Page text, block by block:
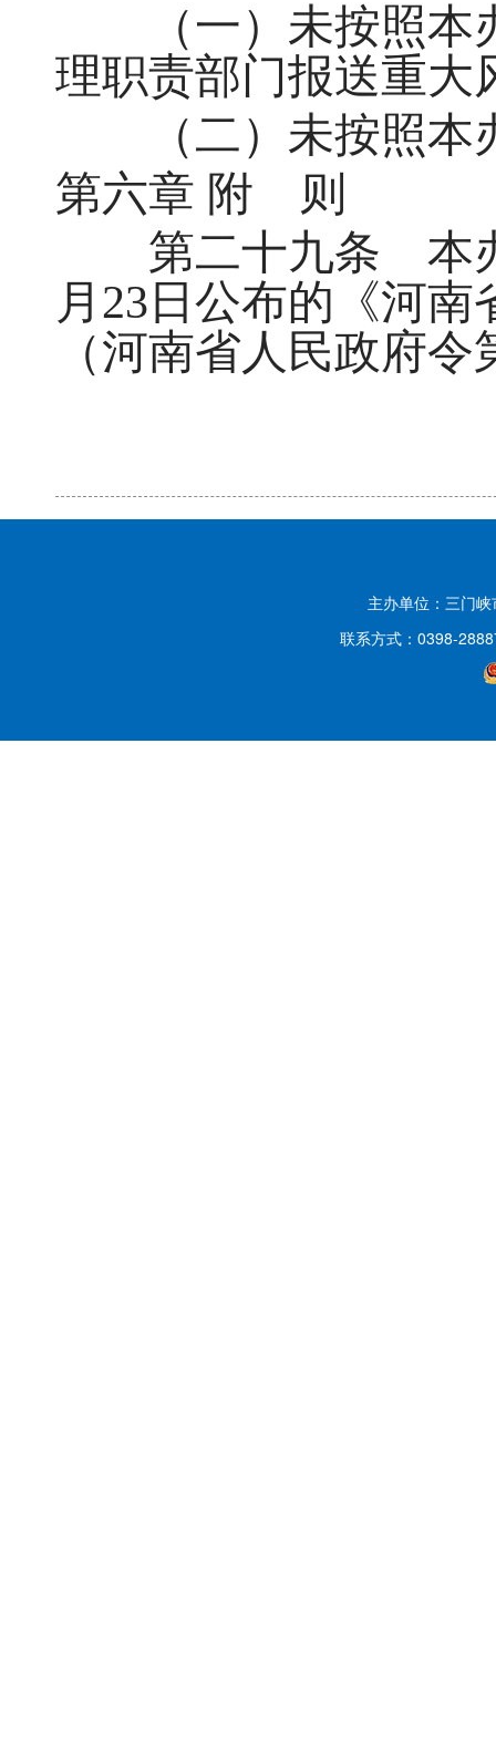
（一）未按照本办
理职责部门报送重大
（二）未按照本办
第六章 附 则
第二十九条 本办
月23日公布的《河
（河南省人民政府
主办单位：三门
联系方式：0398-